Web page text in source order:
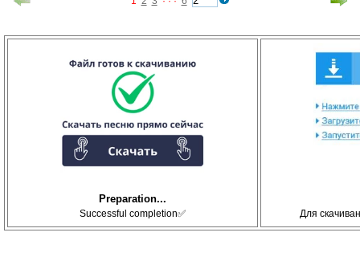
Preparation...
Successful completion✅ Для